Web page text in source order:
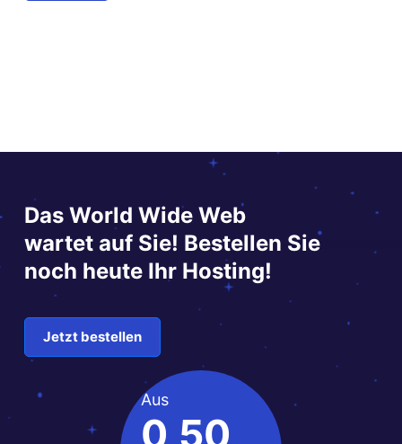
Das World Wide Web
wartet auf Sie! Bestellen Sie
noch heute Ihr Hosting!
Jetzt bestellen
Aus
0,50